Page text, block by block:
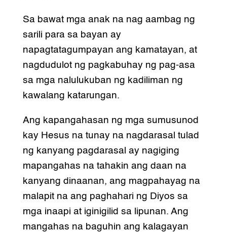
Sa bawat mga anak na nag aambag ng
sarili para sa bayan ay
napagtatagumpayan ang kamatayan, at
nagdudulot ng pagkabuhay ng pag-asa
sa mga nalulukuban ng kadiliman ng
kawalang katarungan.
Ang kapangahasan ng mga sumusunod
kay Hesus na tunay na nagdarasal tulad
ng kanyang pagdarasal ay nagiging
mapangahas na tahakin ang daan na
kanyang dinaanan, ang magpahayag na
malapit na ang paghahari ng Diyos sa
mga inaapi at iginigilid sa lipunan. Ang
mangahas na baguhin ang kalagayan